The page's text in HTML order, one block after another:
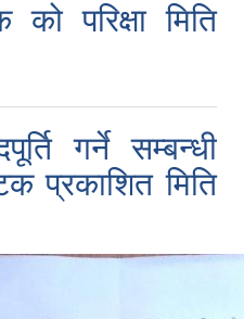
को परिक्षा मिति
गर्ने सम्बन्धी
प्रकाशित मिति